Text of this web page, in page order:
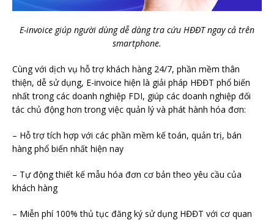
E-invoice giúp người dùng dễ dàng tra cứu HĐĐT ngay cả trên
smartphone.
Cùng với dịch vụ hỗ trợ khách hàng 24/7, phần mềm thân
thiện, dễ sử dụng, E-invoice hiện là giải pháp HĐĐT phổ biến
nhất trong các doanh nghiệp FDI, giúp các doanh nghiệp đối
tác chủ động hơn trong việc quản lý và phát hành hóa đơn:
– Hỗ trợ tích hợp với các phần mềm kế toán, quản trị, bán
hàng phổ biến nhất hiện nay
– Tự động thiết kế mẫu hóa đơn cơ bản theo yêu cầu của
khách hàng
– Miễn phí 100% thủ tục đăng ký sử dụng HĐĐT với cơ quan